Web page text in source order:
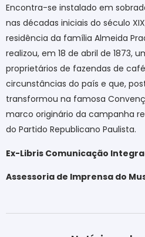
Encontra-se instalado em
nas décadas iniciais do século
residência da família Almeida
realizou, em 18 de abril de 1873,
proprietários de fazendas de
circunstâncias do país e que,
transformou na famosa
marco originário da campanha
do Partido Republicano Paulista.
Ex-Libris Comunicação
Assessoria de Imprensa do